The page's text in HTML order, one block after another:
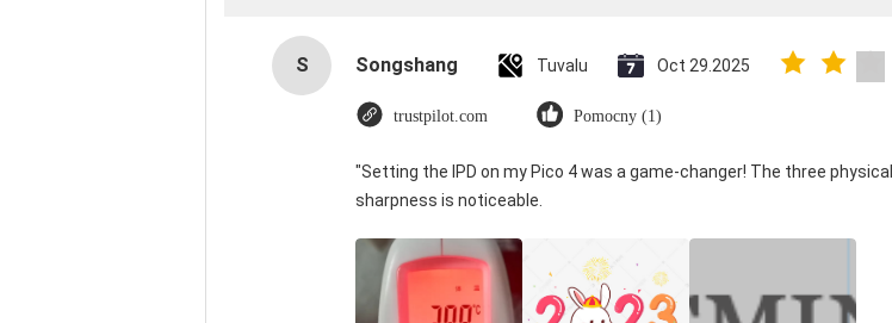
S Songshang Tuvalu Oct 29.2025
trustpilot.com Pomocny (1)
"Setting the IPD on my Pico 4 was a game-changer! The three
sharpness is noticeable.